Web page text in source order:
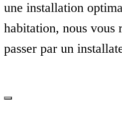
une installation
habitation, nous vous
passer par un